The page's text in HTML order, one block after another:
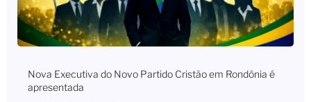
Nova Executiva do Novo Partido Cristão em Rondônia é
apresentada